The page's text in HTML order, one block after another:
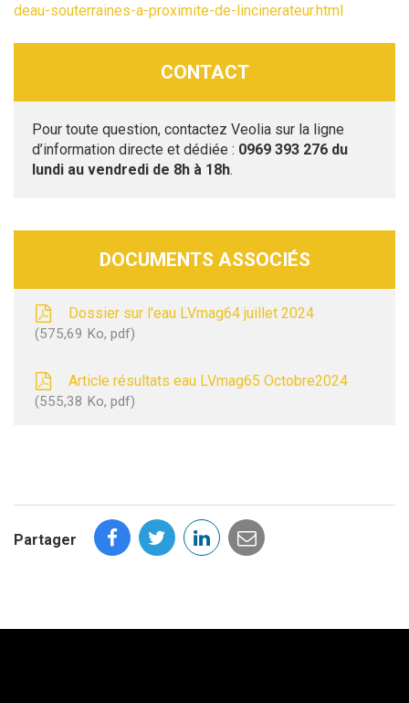
deau-souterraines-a-proximite-de-lincinerateur.html
CONTACT
Pour toute question, contactez Veolia sur la ligne
d’information directe et dédiée : 0969 393 276 du
lundi au vendredi de 8h à 18h.
DOCUMENTS ASSOCIÉS
Dossier sur l'eau LVmag64 juillet 2024
575,69 Ko, pdf
Article résultats eau LVmag65 Octobre2024
555,38 Ko, pdf
Partager